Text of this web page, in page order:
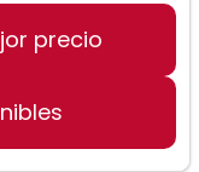
precio